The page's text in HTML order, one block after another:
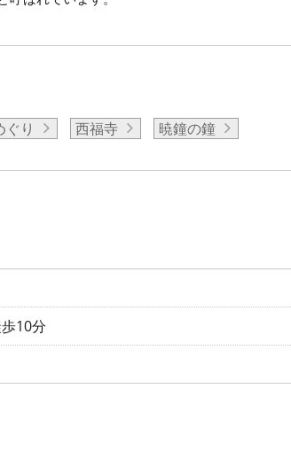
り 西福寺 暁鐘の鐘
10分